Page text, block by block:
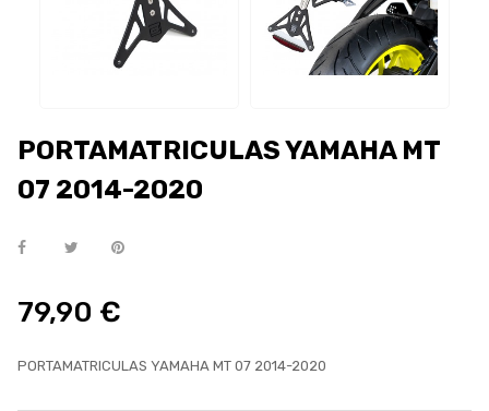
PORTAMATRICULAS YAMAHA MT
07 2014-2020
79,90 €
PORTAMATRICULAS YAMAHA MT 07 2014-2020